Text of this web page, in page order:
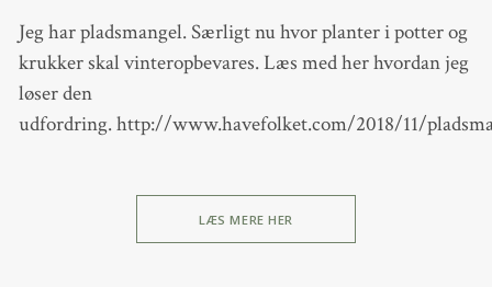
Jeg har pladsmangel. Særligt nu hvor planter i potter og
krukker skal vinteropbevares. Læs med her hvordan jeg
løser den
udfordring. http://www.havefolket.com/2018/11/
LÆS MERE HER